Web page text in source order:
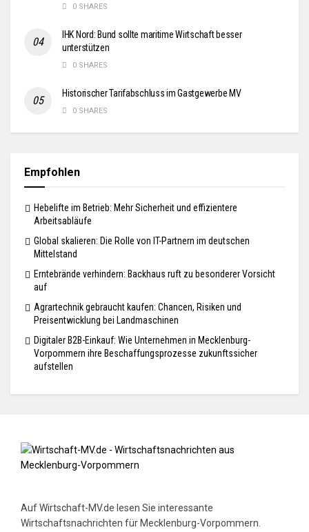
0 SHARES
IHK Nord: Bund sollte maritime Wirtschaft besser
unterstützen
0 SHARES
Historischer Tarifabschluss im Gastgewerbe MV
0 SHARES
Empfohlen
Hebelifte im Betrieb: Mehr Sicherheit und effizientere
Arbeitsabläufe
Global skalieren: Die Rolle von IT-Partnern im deutschen
Mittelstand
Erntebrände verhindern: Backhaus ruft zu besonderer Vorsicht
auf
Agrartechnik gebraucht kaufen: Chancen, Risiken und
Preisentwicklung bei Landmaschinen
Digitaler B2B-Einkauf: Wie Unternehmen in Mecklenburg-
Vorpommern ihre Beschaffungsprozesse zukunftssicher
aufstellen
Auf Wirtschaft-MV.de lesen Sie interessante
Wirtschaftsnachrichten für Mecklenburg-Vorpommern.